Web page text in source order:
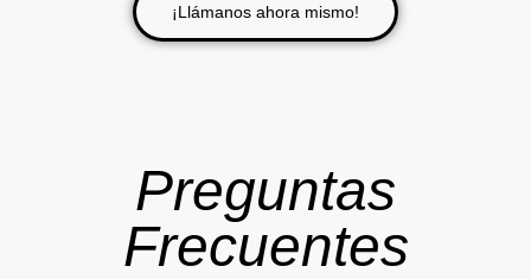
¡Llámanos ahora mismo!
Preguntas
Frecuentes